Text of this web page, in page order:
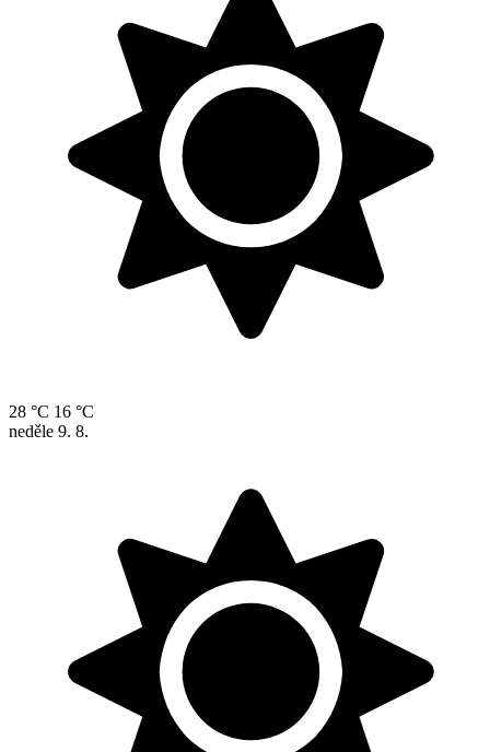
28 °C 16 °C
neděle 9. 8.